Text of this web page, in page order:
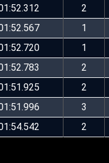
2
1
1
2
2
3
2